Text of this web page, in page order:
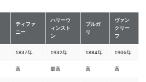
ティファ
ニー
ハリーウ
ィンスト
ン
ブルガ
リ
ヴァン
クリー
フ
1837年 1932年 1884年 1906年
高 最高 高 高